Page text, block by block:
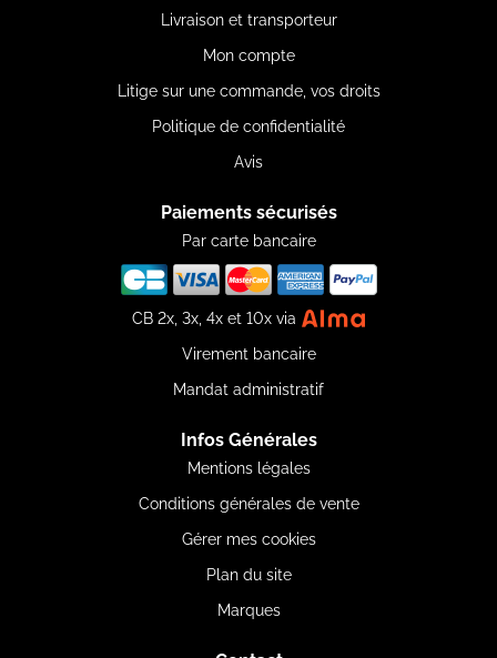
Livraison et transporteur
Mon compte
Litige sur une commande, vos droits
Politique de confidentialité
Avis
Paiements sécurisés
Par carte bancaire
CB 2x, 3x, 4x et 10x via
Virement bancaire
Mandat administratif
Infos Générales
Mentions légales
Conditions générales de vente
Gérer mes cookies
Plan du site
Marques